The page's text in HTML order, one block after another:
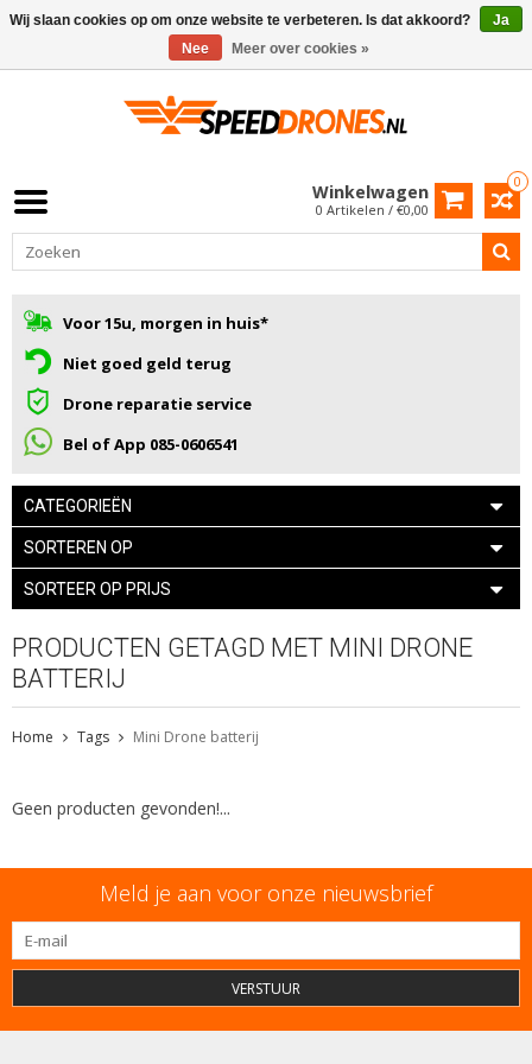
0
Winkelwagen
0 Artikelen / €0,00
Voor 15u, morgen in huis*
Niet goed geld terug
Drone reparatie service
Bel of App 085-0606541
CATEGORIEËN
SORTEREN OP
SORTEER OP PRIJS
PRODUCTEN GETAGD MET MINI DRONE
BATTERIJ
Home Tags Mini Drone batterij
Geen producten gevonden!...
Meld je aan voor onze nieuwsbrief
VERSTUUR
Wij slaan cookies op om onze website te verbeteren. Is dat akkoord?
Ja
Nee
Meer over cookies »